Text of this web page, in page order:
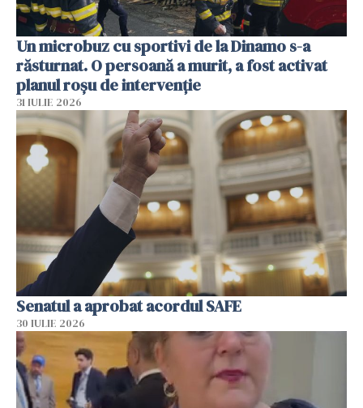
Un microbuz cu sportivi de la Dinamo s-a
răsturnat. O persoană a murit, a fost activat
planul roșu de intervenție
31 IULIE 2026
Senatul a aprobat acordul SAFE
30 IULIE 2026